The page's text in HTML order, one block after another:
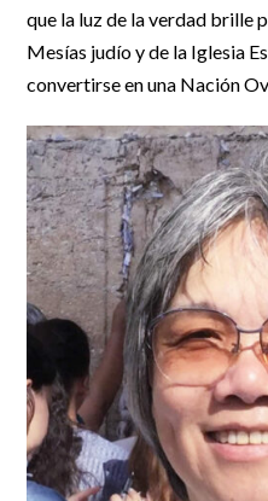
que la luz de la verdad brille
Mesías judío y de la Iglesia
convertirse en una Nación